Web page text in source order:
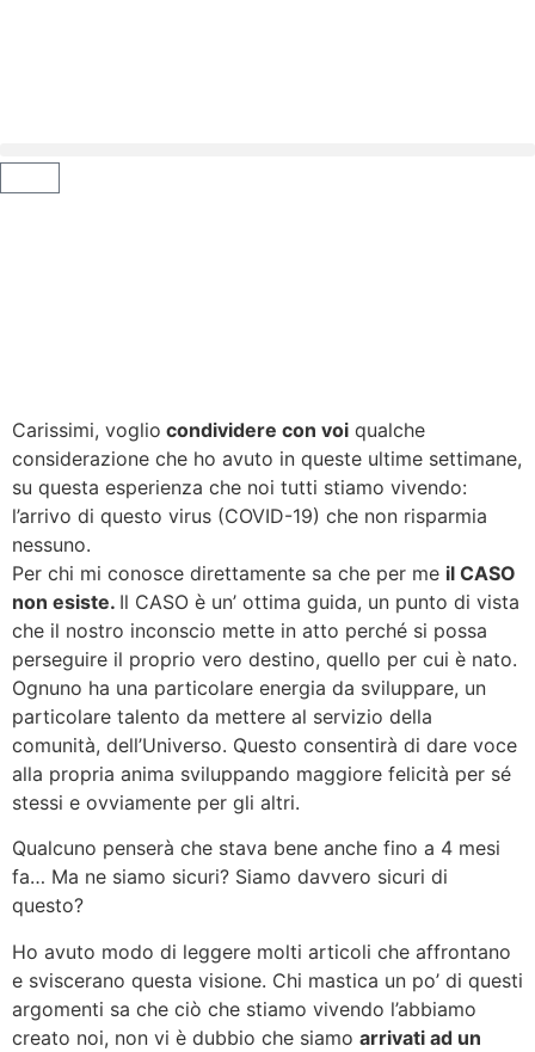
Carissimi, voglio condividere con voi qualche
considerazione che ho avuto in queste ultime settimane,
su questa esperienza che noi tutti stiamo vivendo:
l’arrivo di questo virus (COVID-19) che non risparmia
nessuno.
Per chi mi conosce direttamente sa che per me il CASO
non esiste. Il CASO è un’ ottima guida, un punto di vista
che il nostro inconscio mette in atto perché si possa
perseguire il proprio vero destino, quello per cui è nato.
Ognuno ha una particolare energia da sviluppare, un
particolare talento da mettere al servizio della
comunità, dell’Universo. Questo consentirà di dare voce
alla propria anima sviluppando maggiore felicità per sé
stessi e ovviamente per gli altri.
Qualcuno penserà che stava bene anche fino a 4 mesi
fa… Ma ne siamo sicuri? Siamo davvero sicuri di
questo?
Ho avuto modo di leggere molti articoli che affrontano
e sviscerano questa visione. Chi mastica un po’ di questi
argomenti sa che ciò che stiamo vivendo l’abbiamo
creato noi, non vi è dubbio che siamo arrivati ad un